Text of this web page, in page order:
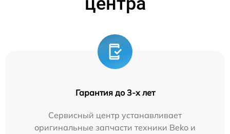
Гарантия до 3-х лет
Сервисный центр устанавливает
оригинальные запчасти техники Beko и